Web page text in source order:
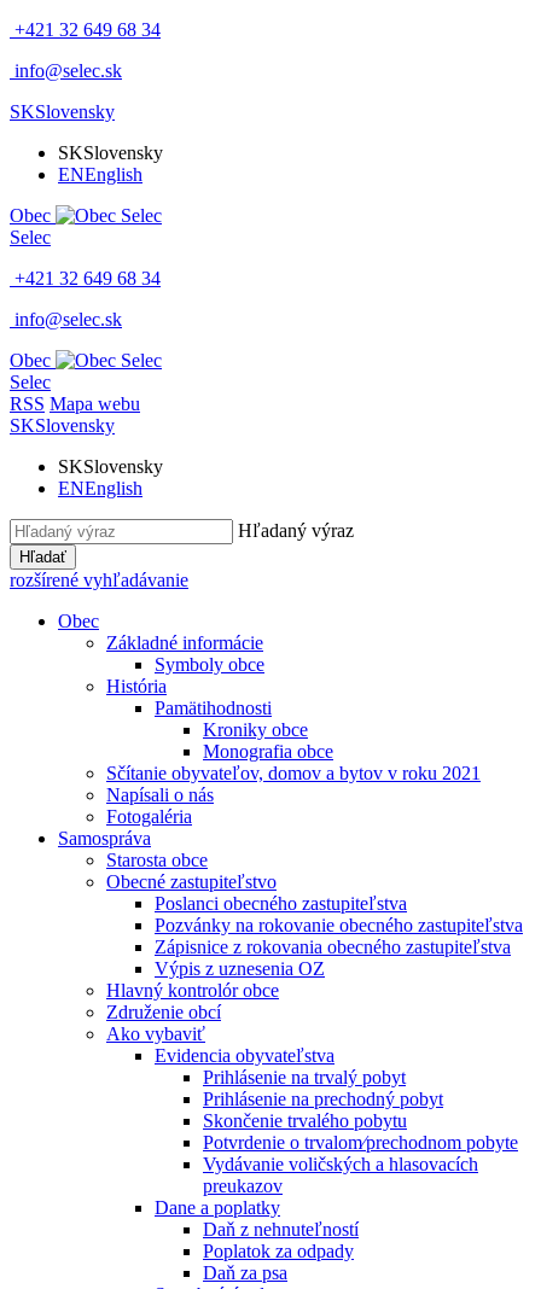
+421 32 649 68 34
info@selec.sk
SKSlovensky
SKSlovensky
ENEnglish
Obec
Selec
+421 32 649 68 34
info@selec.sk
Obec
Selec
RSS Mapa webu
SKSlovensky
SKSlovensky
ENEnglish
Hľadaný výraz
Hľadať
rozšírené vyhľadávanie
Obec
Základné informácie
Symboly obce
História
Pamätihodnosti
Kroniky obce
Monografia obce
Sčítanie obyvateľov, domov a bytov v roku 2021
Napísali o nás
Fotogaléria
Samospráva
Starosta obce
Obecné zastupiteľstvo
Poslanci obecného zastupiteľstva
Pozvánky na rokovanie obecného zastupiteľstva
Zápisnice z rokovania obecného zastupiteľstva
Výpis z uznesenia OZ
Hlavný kontrolór obce
Združenie obcí
Ako vybaviť
Evidencia obyvateľstva
Prihlásenie na trvalý pobyt
Prihlásenie na prechodný pobyt
Skončenie trvalého pobytu
Potvrdenie o trvalom⁄prechodnom pobyte
Vydávanie voličských a hlasovacích
preukazov
Dane a poplatky
Daň z nehnuteľností
Poplatok za odpady
Daň za psa